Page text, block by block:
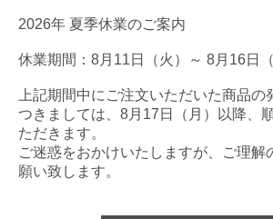
2026年 夏季休業のご案内
休業期間：8月11日（火）～ 8月16日（
上記期間中にご注文いただいた商品の
つきましては、8月17日（月）以降、
ただきます。
ご迷惑をおかけいたしますが、ご理解
願い致します。